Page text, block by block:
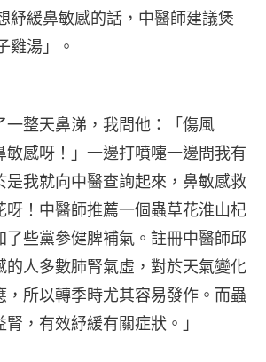
紓緩鼻敏感的話，中醫師建議煲
雞湯」。
一整天鼻涕，我問他：「傷風
敏感呀！」一邊打噴嚏一邊問我有
是我就向中醫查詢起來，鼻敏感救
呀！中醫師推薦一個蟲草花淮山杞
了些黨參健脾補氣。註冊中醫師邱
的人多數肺腎氣虛，對於天氣變化
，所以轉季時尤其容易發作。而蟲
，有效紓緩有關症狀。」